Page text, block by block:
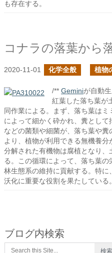
も存在する。
コナラの落葉から
2020-11-01 化学全般 植物
/** Geminiが自動
紅葉した落ち葉が
同作業による。まず、落ち葉は
によって細かく砕かれ、糞とし
などの菌類や細菌が、落ち葉や
より、植物が利用できる無機養分
分解された有機物は腐植となり
る。この循環によって、落ち葉
林生態系の維持に貢献する。特
沃化に重要な役割を果たしている。
ブログ内検索